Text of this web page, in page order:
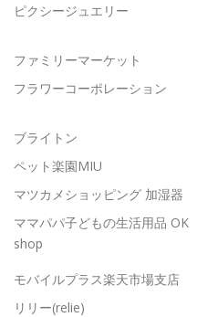
ピクシージュエリー
ファミリーマーケット
フラワーコーポレーション
ブライトン
ペット楽園MIU
マツカメショッピング 加湿器
ママパパ子どもの生活用品 OK
shop
モバイルプラス楽天市場支店
リリー(relie)